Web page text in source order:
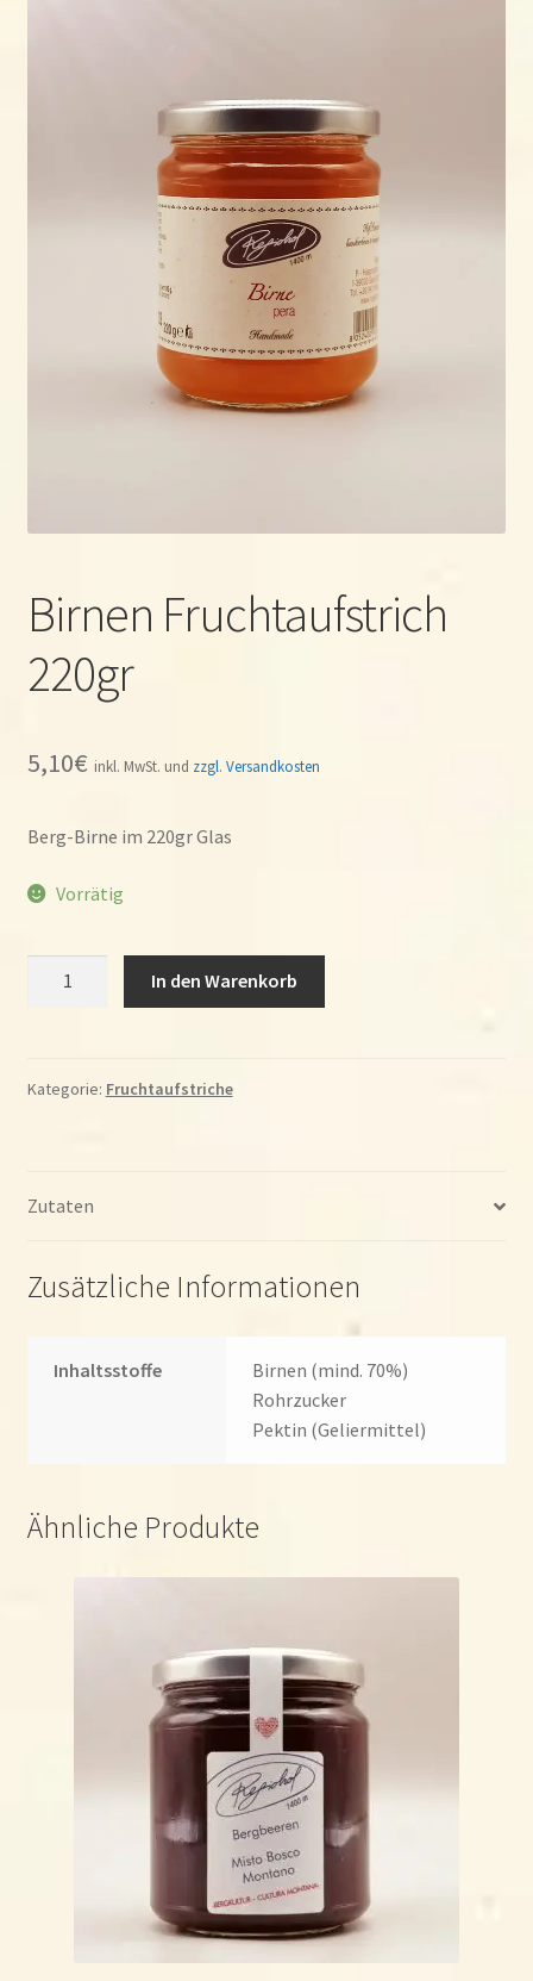
Birnen Fruchtaufstrich
220gr
5,10€ inkl. MwSt. und zzgl. Versandkosten
Berg-Birne im 220gr Glas
Vorrätig
In den Warenkorb
Kategorie: Fruchtaufstriche
Zutaten
Zusätzliche Informationen
Inhaltsstoffe
Birnen (mind. 70%)
Rohrzucker
Pektin (Geliermittel)
Ähnliche Produkte